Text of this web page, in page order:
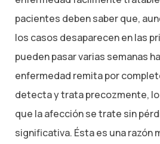
pacientes deben saber que,
los casos desaparecen en las
pueden pasar varias semanas
enfermedad remita por
detecta y trata precozmente,
que la afección se trate sin
significativa. Ésta es una razón